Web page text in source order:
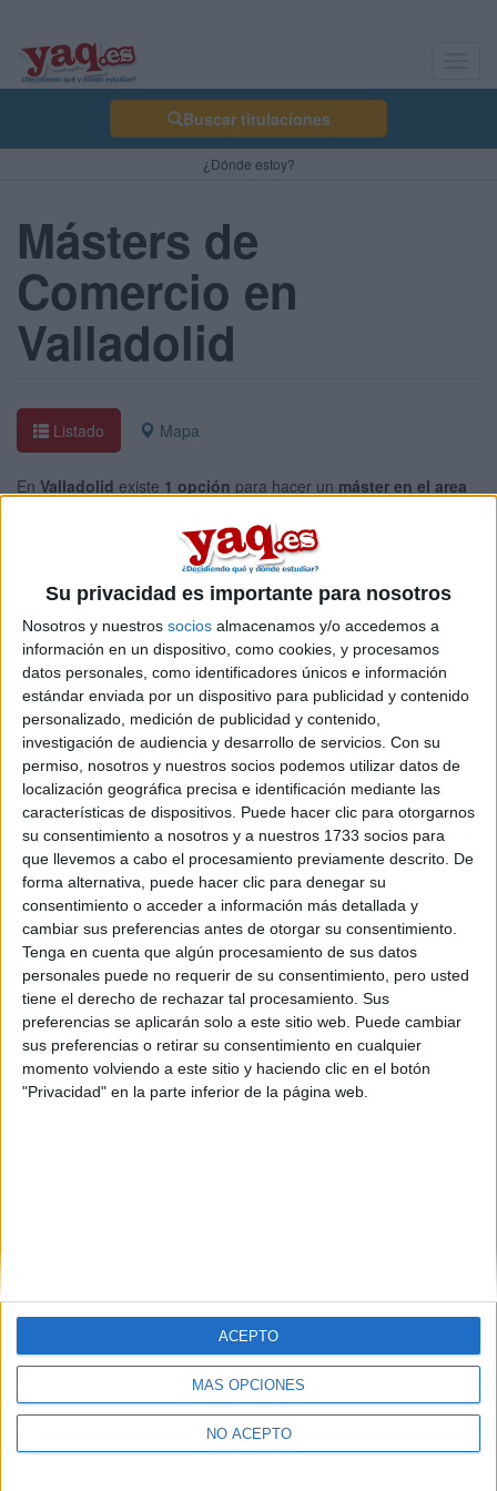
Su privacidad es importante para nosotros
Nosotros y nuestros socios almacenamos y/o accedemos a
información en un dispositivo, como cookies, y procesamos
datos personales, como identificadores únicos e información
estándar enviada por un dispositivo para publicidad y contenido
personalizado, medición de publicidad y contenido,
investigación de audiencia y desarrollo de servicios. Con su
permiso, nosotros y nuestros socios podemos utilizar datos de
localización geográfica precisa e identificación mediante las
características de dispositivos. Puede hacer clic para otorgarnos
su consentimiento a nosotros y a nuestros 1733 socios para
que llevemos a cabo el procesamiento previamente descrito. De
forma alternativa, puede hacer clic para denegar su
consentimiento o acceder a información más detallada y
cambiar sus preferencias antes de otorgar su consentimiento.
Tenga en cuenta que algún procesamiento de sus datos
personales puede no requerir de su consentimiento, pero usted
tiene el derecho de rechazar tal procesamiento. Sus
preferencias se aplicarán solo a este sitio web. Puede cambiar
sus preferencias o retirar su consentimiento en cualquier
momento volviendo a este sitio y haciendo clic en el botón
"Privacidad" en la parte inferior de la página web.
MÁS OPCIONES
NO ACEPTO
ACEPTO
Buscar titulaciones
¿Dónde estoy?
Másters de
Comercio en
Valladolid
Listado Mapa
En Valladolid existe 1 opción para hacer un máster en el area
ampliar tu búsqueda a toda España
másters en comercio entre los que puedes elegir. Estos estudios
están asociados a la rama de Ciencias sociales y jurídicas.
Presencial |
Máster Universitario en
Comercio Exterior
UNIVERSIDAD DE VALLADOLID (Universidad Pública)
Tipo: Máster
Pídeles información ¡GRATIS!
Seleccionar por provincia
Barcelona(1)
Córdoba(1)
Castellón(1)
Madrid(5)
Murcia(1)
Ourense(1)
Las Palmas (1)
La Rioja(3)
Sevilla(1)
Tarragona(1)
Valladolid (1)
Quiénes somos|Contactar|
Aviso legal|Politica de privacidad|Condiciones generales|Política
de cookies
© 2003-2026Compás Mediterráneo S.L.- Diego de León 47 - 28006